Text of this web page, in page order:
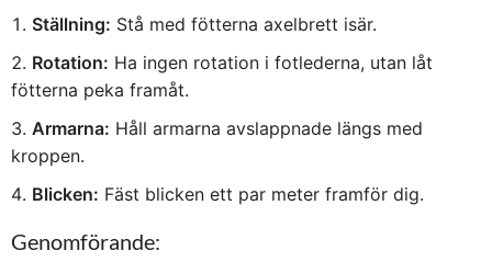
Ställning: Stå med fötterna axelbrett isär.
Rotation: Ha ingen rotation i fotlederna, utan låt
fötterna peka framåt.
Armarna: Håll armarna avslappnade längs med
kroppen.
Blicken: Fäst blicken ett par meter framför dig.
Genomförande: